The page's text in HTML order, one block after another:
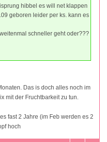
hibbel es will net klappen
geboren leider per ks. kann es
schneller geht oder???
Das is doch alles noch im
mit der Fruchtbarkeit zu tun.
fast 2 Jahre (im Feb werden es 2
hoch